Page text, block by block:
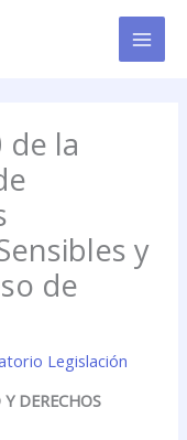
de la
y
de
Legislación
DERECHOS